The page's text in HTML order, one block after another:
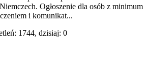
Ogłoszenie dla osób z minimum
i komunikat...
1744, dzisiaj: 0